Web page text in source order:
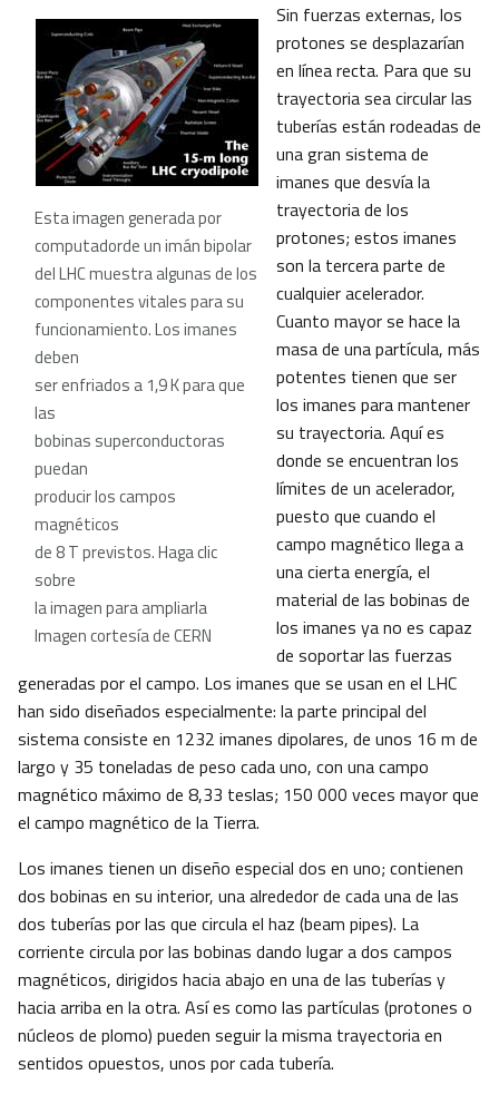
Esta imagen generada por
computadorde un imán bipolar
del LHC muestra algunas de los
componentes vitales para su
funcionamiento. Los imanes
deben
ser enfriados a 1,9 K para que
las
bobinas superconductoras
puedan
producir los campos
magnéticos
de 8 T previstos. Haga clic
sobre
la imagen para ampliarla
Imagen cortesía de CERN
Sin fuerzas externas, los
protones se desplazarían
en línea recta. Para que su
trayectoria sea circular las
tuberías están rodeadas de
una gran sistema de
imanes que desvía la
trayectoria de los
protones; estos imanes
son la tercera parte de
cualquier acelerador.
Cuanto mayor se hace la
masa de una partícula, más
potentes tienen que ser
los imanes para mantener
su trayectoria. Aquí es
donde se encuentran los
límites de un acelerador,
puesto que cuando el
campo magnético llega a
una cierta energía, el
material de las bobinas de
los imanes ya no es capaz
de soportar las fuerzas
generadas por el campo. Los imanes que se usan en el LHC
han sido diseñados especialmente: la parte principal del
sistema consiste en 1232 imanes dipolares, de unos 16 m de
largo y 35 toneladas de peso cada uno, con una campo
magnético máximo de 8,33 teslas; 150 000 veces mayor que
el campo magnético de la Tierra.
Los imanes tienen un diseño especial dos en uno; contienen
dos bobinas en su interior, una alrededor de cada una de las
dos tuberías por las que circula el haz (beam pipes). La
corriente circula por las bobinas dando lugar a dos campos
magnéticos, dirigidos hacia abajo en una de las tuberías y
hacia arriba en la otra. Así es como las partículas (protones o
núcleos de plomo) pueden seguir la misma trayectoria en
sentidos opuestos, unos por cada tubería.